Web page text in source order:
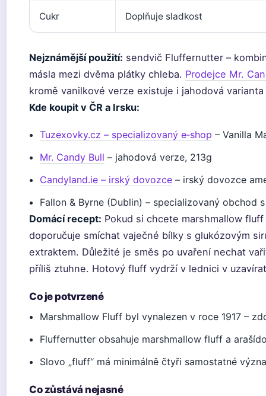
Cukr Doplňuje sladkost
Nejznámější použití: sendvič Fluffernutter –
másla mezi dvěma plátky chleba. Prodejce Mr.
kromě vanilkové verze existuje i jahodová
Kde koupit v ČR a Irsku:
Tuzexovky.cz – specializovaný e‑shop – Vanilla
Mr. Candy Bull – jahodová verze, 213g
Candyland.ie – irský dovozce – irský dovozce
Fallon & Byrne (Dublin) – specializovaný obchod
Domácí recept: Pokud si chcete marshmallow
doporučuje smíchat vaječné bílky s glukózovým
extraktem. Důležité je směs po uvaření nechat
příliš ztuhne. Hotový fluff vydrží v lednici v
Co je potvrzené
Marshmallow Fluff byl vynalezen v roce 1917 –
Fluffernutter obsahuje marshmallow fluff a
Slovo „fluff“ má minimálně čtyři samostatné
Co zůstává nejasné